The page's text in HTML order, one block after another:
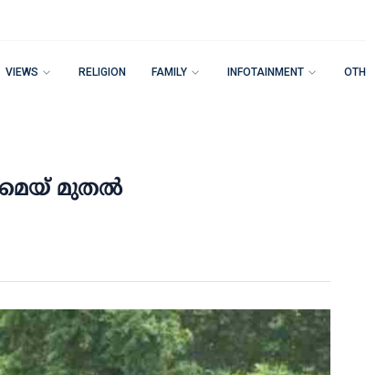
VIEWS RELIGION FAMILY INFOTAINMENT
മെയ് മുതല്‍